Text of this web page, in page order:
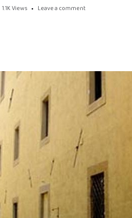
1.1K Views Leave a comment